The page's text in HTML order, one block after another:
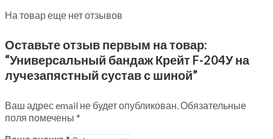
На товар еще нет отзывов
Оставьте отзыв первым на товар:
“Универсальный бандаж Крейт F-204У на
лучезапястный сустав с шиной”
Ваш адрес email не будет опубликован. Обязательные
поля помечены *